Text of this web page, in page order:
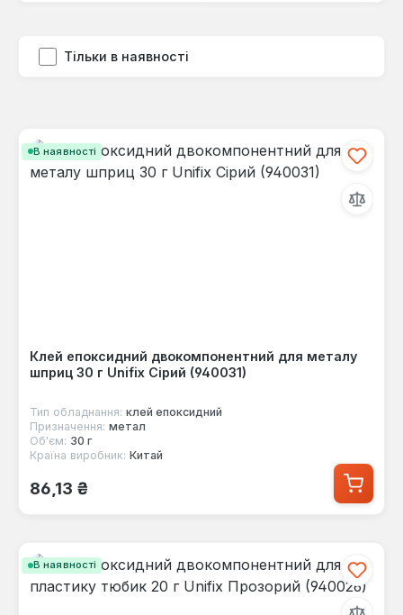
Тільки в наявності
В наявності
Клей епоксидний двокомпонентний для металу
шприц 30 г Unifix Сірий (940031)
Тип обладнання: клей епоксидний
Призначення: метал
Об'єм: 30 г
Країна виробник: Китай
Звичайна ціна:
86,13 ₴
В наявності